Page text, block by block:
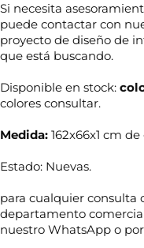
Si necesita
puede contactar con
proyecto de diseño de
que está buscando.
Disponible en stock:
colores consultar.
Medida: 162x66x1 cm
Estado: Nuevas.
para cualquier consulta
departamento
nuestro WhatsApp o